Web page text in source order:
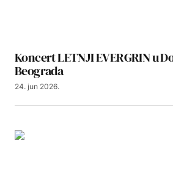
Koncert LETNJI EVERGRIN u
Beograda
24. jun 2026.